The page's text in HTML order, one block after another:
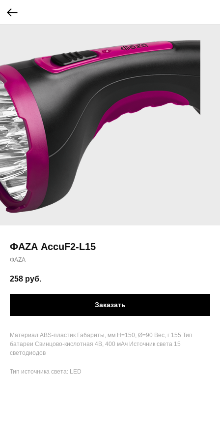
ФАZА AccuF2-L15
ФАZА
258 руб.
Заказать
Материал ABS-пластик Габариты, мм H=150, Ø=90 Вес, г 155 Тип
батареи Свинцово-кислотная 4В, 400 мАч Источник света 15
светодиодов
Тип источника света: LED